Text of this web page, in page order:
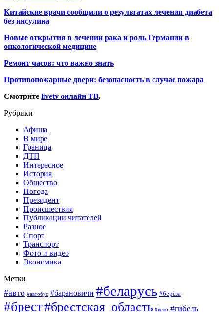
Китайские врачи сообщили о результатах лечения диабета
без инсулина
Новые открытия в лечении рака и роль Германии в
онкологической медицине
Ремонт часов: что важно знать
Противопожарные двери: безопасность в случае пожара
Смотрите livetv онлайн ТВ.
Рубрики
Афиша
В мире
Граница
ДТП
Интересное
История
Общество
Погода
Президент
Происшествия
Публикации читателей
Разное
Спорт
Транспорт
Фото и видео
Экономика
Метки
#авто #автобус #барановичи #беларусь #берёза
#брест#брестская_область #вело #гибель